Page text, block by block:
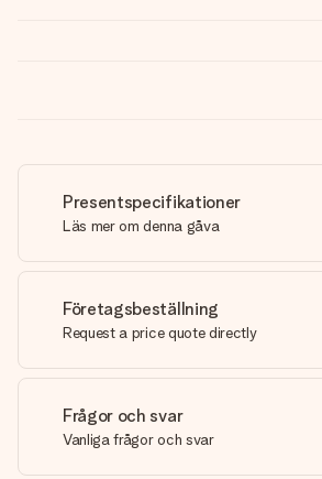
Presentspecifikationer
Läs mer om denna gåva
Företagsbeställning
Request a price quote directly
Frågor och svar
Vanliga frågor och svar